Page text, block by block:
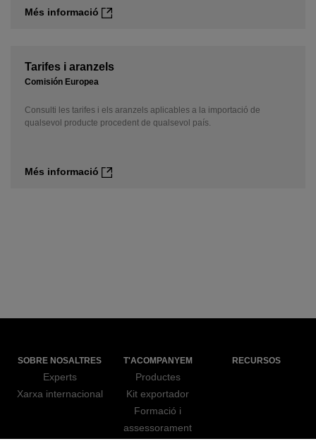
Més informació
Tarifes i aranzels
Comisión Europea
Consulti les tarifes i els aranzels aplicables a la importació de
qualsevol producte procedent de qualsevol país.
Més informació
SOBRE NOSALTRES
Experts
Xarxa internacional
T'ACOMPANYEM
Productes
Kit exportador
Formació i
assessorament
RECURSOS